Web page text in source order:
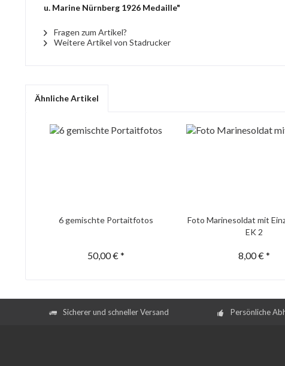
u. Marine Nürnberg 1926 Medaille"
Fragen zum Artikel?
Weitere Artikel von Stadrucker
Ähnliche Artikel
6 gemischte Portaitfotos
50,00 € *
Foto Marinesoldat mit
EK 2
8,00 € *
Sicherer und schneller Versand Persönliche